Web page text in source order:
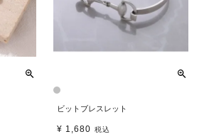
ビットブレスレット
¥ 1,680 税込